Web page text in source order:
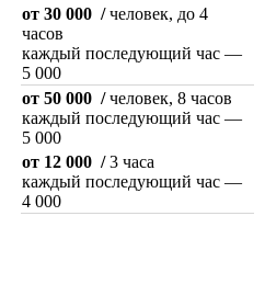
от 30 000 /человек, до 4
часов
каждый последующий час —
5 000
от 50 000 /человек, 8 часов
каждый последующий час —
5 000
от 12 000 /3 часа
каждый последующий час —
4 000